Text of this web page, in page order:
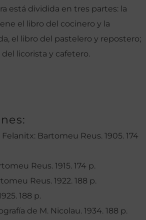
está dividida en tres partes: la
el libro del cocinero y la
el libro del pastelero y repostero;
licorista y cafetero.
Bartomeu Reus. 1905. 174
Reus. 1915. 174 p.
Reus. 1922. 188 p.
188 p.
de M. Nicolau. 1934. 188 p.